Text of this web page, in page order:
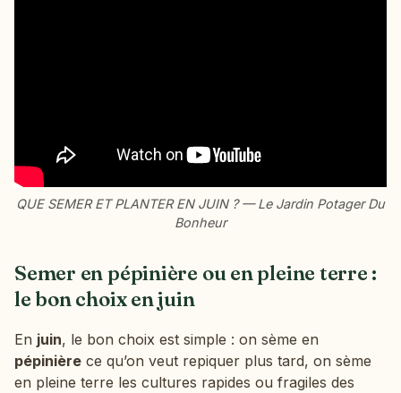
QUE SEMER ET PLANTER EN JUIN ? — Le Jardin Potager Du
Bonheur
Semer en pépinière ou en pleine terre :
le bon choix en juin
En juin, le bon choix est simple : on sème en
pépinière ce qu’on veut repiquer plus tard, on sème
en pleine terre les cultures rapides ou fragiles des